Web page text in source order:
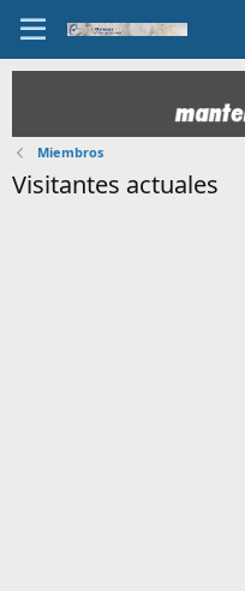
Miembros
Visitantes actuales